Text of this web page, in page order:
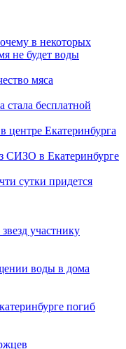
в некоторых
не будет воды
мяса
стала бесплатной
центре Екатеринбурга
СИЗО в Екатеринбурге
сутки придется
участнику
воды в дома
погиб